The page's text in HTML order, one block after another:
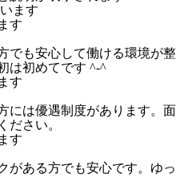
ます
す
でも安心して働ける環境が整
は初めてです ^-^
す
には優遇制度があります。面
ださい。
す
がある方でも安心です。ゆっ